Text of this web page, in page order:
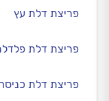
פריצת דלת עץ
פריצת דלת
פריצת דלת